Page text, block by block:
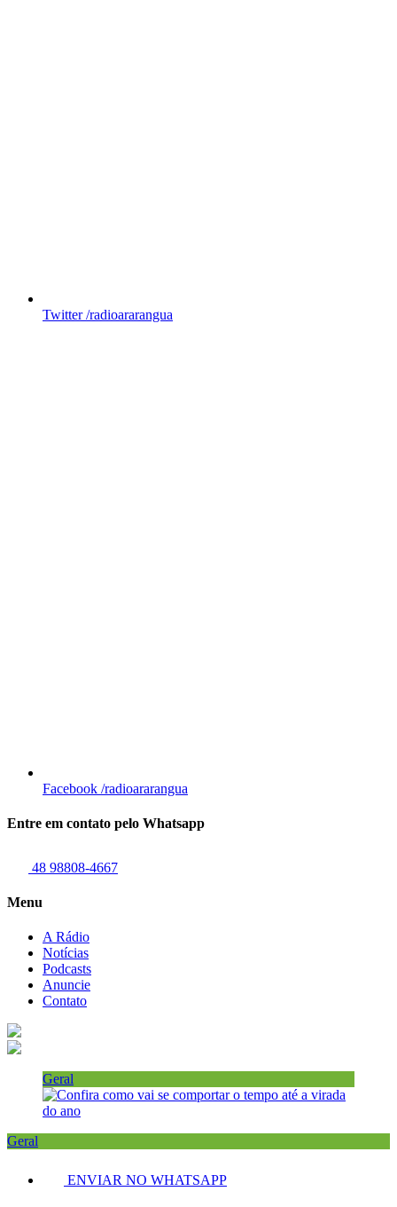
Twitter /radioararangua
Facebook /radioararangua
Entre em contato pelo Whatsapp
48 98808-4667
Menu
A Rádio
Notícias
Podcasts
Anuncie
Contato
Geral
Geral
ENVIAR NO WHATSAPP